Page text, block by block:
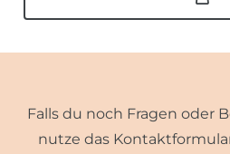
Falls du noch Fragen oder
nutze das